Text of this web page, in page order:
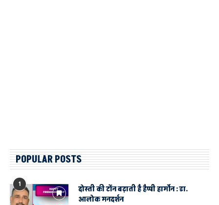
POPULAR POSTS
1
दोस्ती की टोंन बढ़ाती है हैप्पी हार्मोन : डा.
आलोक मनदर्शन